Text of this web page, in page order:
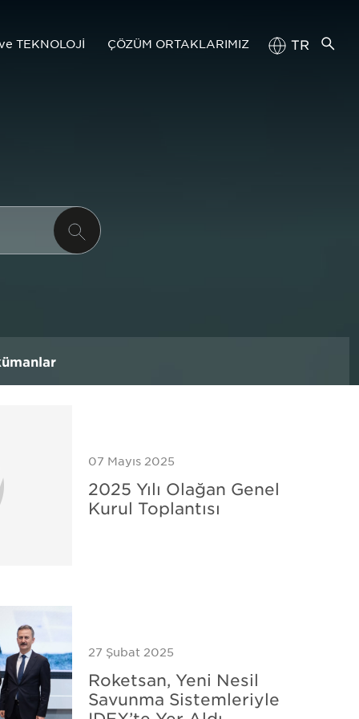
TR
TEKNOLOJİ ÇÖZÜM ORTAKLARIMIZ
07 Mayıs 2025
2025 Yılı Olağan Genel
Kurul Toplantısı
27 Şubat 2025
Roketsan, Yeni Nesil
Savunma Sistemleriyle